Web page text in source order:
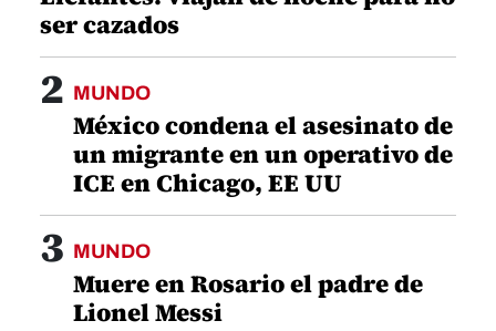
ser cazados
2 MUNDO
México condena el asesinato de
un migrante en un operativo de
ICE en Chicago, EE UU
3 MUNDO
Muere en Rosario el padre de
Lionel Messi